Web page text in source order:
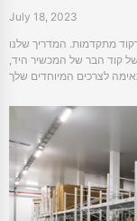
July 18, 2023
מתקדמות. המדריך שלנו
קוד הבר של המכשיר היד,